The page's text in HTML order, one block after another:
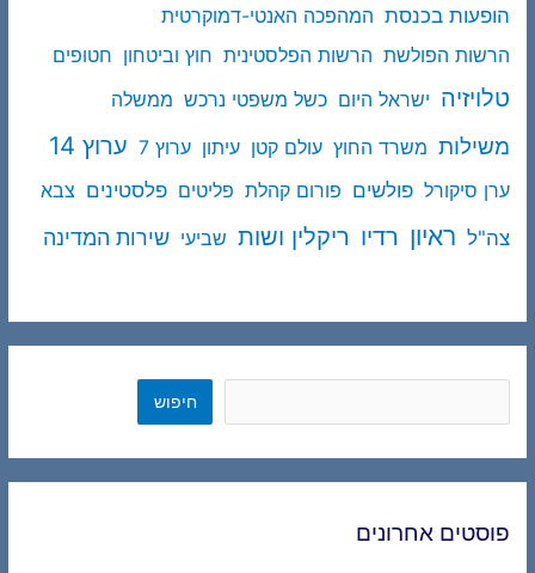
הופעות בכנסת
המהפכה האנטי-דמוקרטית
הרשות הפולשת
הרשות הפלסטינית חוץ וביטחון חטופים
טלויזיה ישראל היום כשל משפטי נרכש ממשלה
משילות משרד החוץ עולם קטן עיתון ערוץ 7 ערוץ 14
ערן סיקורל פולשים פורום קהלת פליטים פלסטינים צבא
צה"ל ראיון רדיו ריקלין ושות שביעי שירות המדינה
חיפוש
פוסטים אחרונים